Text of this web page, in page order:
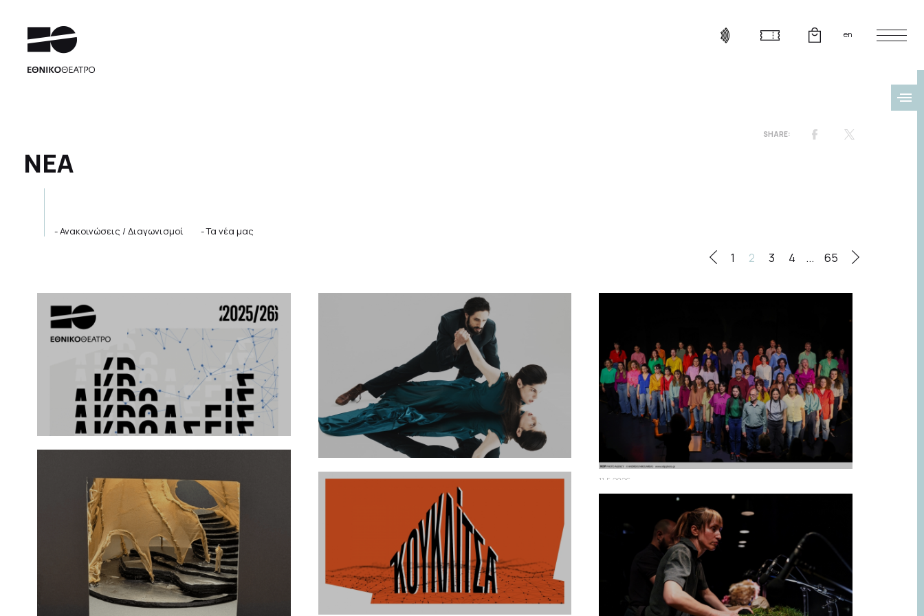
en
ΝΕΑ
Ανακοινώσεις / Διαγωνισμοί Τα νέα μας
1 2 3 4 ... 65
13.5.2026
Άλκηστις του Ευριπίδη | Σκηνοθεσία:
Δημήτρης Καραντζάς
11.5.2026
Μικρό Εθνικό | «Το Τελευταίο Δωμάτιο
(που η πόρτα του κλειδώνει από